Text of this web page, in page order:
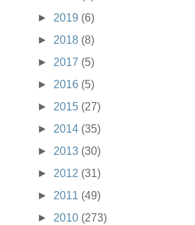
► 2019 (6)
► 2018 (8)
► 2017 (5)
► 2016 (5)
► 2015 (27)
► 2014 (35)
► 2013 (30)
► 2012 (31)
► 2011 (49)
► 2010 (273)